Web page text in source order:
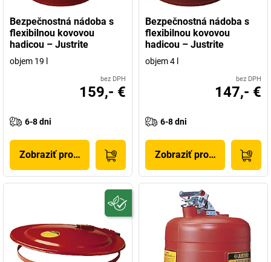
Bezpečnostná nádoba s
flexibilnou kovovou
hadicou – Justrite
objem 19 l
bez DPH
159,- €
6-8 dni
Zobraziť produkt
Bezpečnostná nádoba s
flexibilnou kovovou
hadicou – Justrite
objem 4 l
bez DPH
147,- €
6-8 dni
Zobraziť produkt